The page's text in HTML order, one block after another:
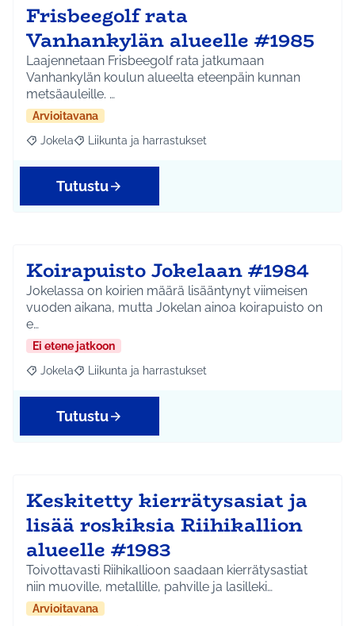
Frisbeegolf rata
Vanhankylän alueelle #1985
Laajennetaan Frisbeegolf rata jatkumaan
Vanhankylän koulun alueelta eteenpäin kunnan
metsäauleille. …
Arvioitavana
Rajaa tulokset aihepiirin mukaan: Jokela
Jokela Rajaa tulokset teeman mukaan: Liikunta ja
Liikunta ja harrastukset
Tutustu
Koirapuisto Jokelaan #1984
Jokelassa on koirien määrä lisääntynyt viimeisen
vuoden aikana, mutta Jokelan ainoa koirapuisto on
e…
Ei etene jatkoon
Rajaa tulokset aihepiirin mukaan: Jokela
Jokela Rajaa tulokset teeman mukaan: Liikunta ja
Liikunta ja harrastukset
Tutustu
Keskitetty kierrätysasiat ja
lisää roskiksia Riihikallion
alueelle #1983
Toivottavasti Riihikallioon saadaan kierrätysastiat
niin muoville, metallille, pahville ja lasilleki…
Arvioitavana